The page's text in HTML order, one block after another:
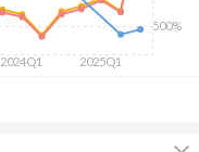
2024Q1 2025Q1
500%